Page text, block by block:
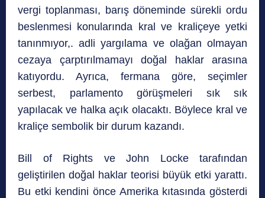
vergi toplanması, barış döneminde sürekli ordu
beslenmesi konularında kral ve kraliçeye yetki
tanınmıyor,. adli yargılama ve olağan olmayan
cezaya çarptırılmamayı doğal haklar arasına
katıyordu. Ayrıca, fermana göre, seçimler
serbest, parlamento görüşmeleri sık sık
yapılacak ve halka açık olacaktı. Böylece kral ve
kraliçe sembolik bir durum kazandı.
Bill of Rights ve John Locke tarafından
geliştirilen doğal haklar teorisi büyük etki yarattı.
Bu etki kendini önce Amerika kıtasında gösterdi